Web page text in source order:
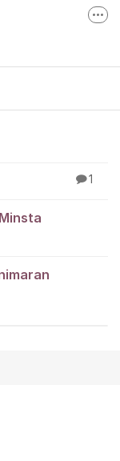
Marathon
1